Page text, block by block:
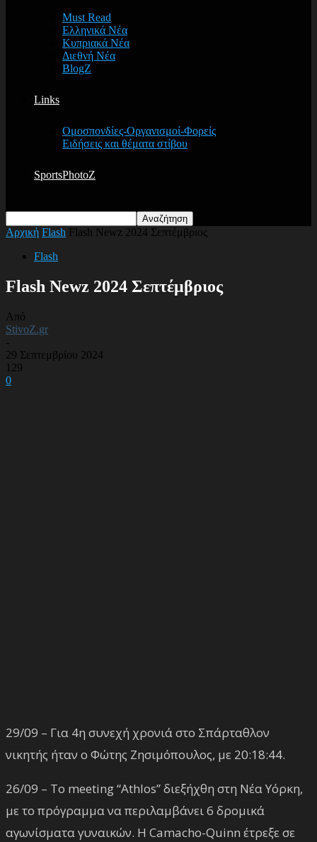
Must Read
Ελληνικά Νέα
Κυπριακά Νέα
Διεθνή Νέα
BlogZ
Links
Ομοσπονδίες-Οργανισμοί-Φορείς
Ειδήσεις και θέματα στίβου
SportsPhotoZ
Αρχική Flash Flash Newz 2024 Σεπτέμβριος
Flash
Flash Newz 2024 Σεπτέμβριος
Από
StivoZ.gr
-
29 Σεπτεμβρίου 2024
129
0
29/09 – Για 4η συνεχή χρονιά στο Σπάρταθλον
νικητής ήταν ο Φώτης Ζησιμόπουλος, με 20:18:44.
26/09 – Το meeting “Athlos” διεξήχθη στη Νέα Υόρκη,
με το πρόγραμμα να περιλαμβάνει 6 δρομικά
αγωνίσματα γυναικών. Η Camacho-Quinn έτρεξε σε